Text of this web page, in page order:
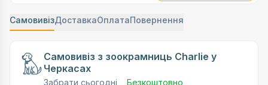
СамовивізДоставкаОплатаПовернення
Самовивіз з зоокрамниць Charlie у
Черкасах
Забрати сьогодні Безкоштовно